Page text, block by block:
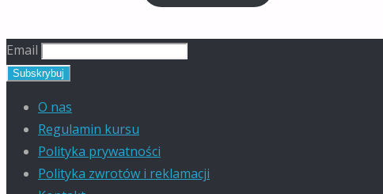
od
Email
O nas
Regulamin kursu
Polityka prywatności
Polityka zwrotów i reklamacji